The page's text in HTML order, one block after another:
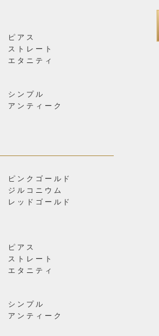
ピアス
ストレート
エタニティ
シンプル
アンティーク
ピンクゴールド
ジルコニウム
レッドゴールド
ピアス
ストレート
エタニティ
シンプル
アンティーク